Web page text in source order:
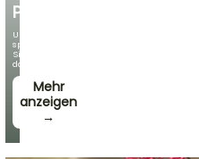
PREISEN
Und
sparen
Sie
dabei!
Mehr
anzeigen
→